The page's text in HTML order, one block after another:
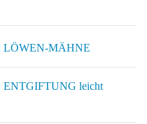
LÖWEN-MÄHNE
ENTGIFTUNG leicht